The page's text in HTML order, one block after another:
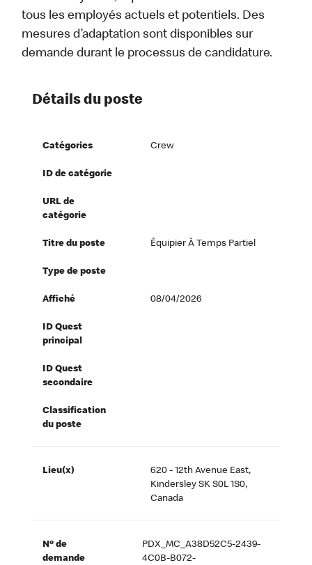
tous les employés actuels et potentiels. Des
mesures d’adaptation sont disponibles sur
demande durant le processus de candidature.
Détails du poste
Catégories Crew
ID de catégorie
URL de
catégorie
Titre du poste Équipier À Temps Partiel
Type de poste
Affiché 08/04/2026
ID Quest
principal
ID Quest
secondaire
Classification
du poste
Lieu(x)
620 - 12th Avenue East,
Kindersley SK S0L 1S0,
Canada
Nº de
demande
PDX_MC_A38D52C5-2439-
4C0B-B072-